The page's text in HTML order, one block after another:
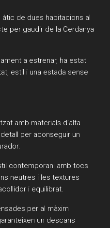
de dues habitacions al
per gaudir de la Cerdanya
a estrenar, ha estat
estil i una estada sense
amb materials d’alta
per aconseguir un
contemporani amb tocs
neutres i les textures
i equilibrat.
per al màxim
un descans